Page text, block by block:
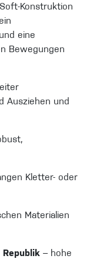
Konstruktion
eine
Bewegungen
Ausziehen und
Kletter- oder
Materialien
– hohe